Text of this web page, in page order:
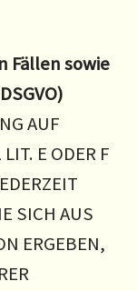
Fällen sowie
AUF
E ODER F
SICH AUS
ERGEBEN,